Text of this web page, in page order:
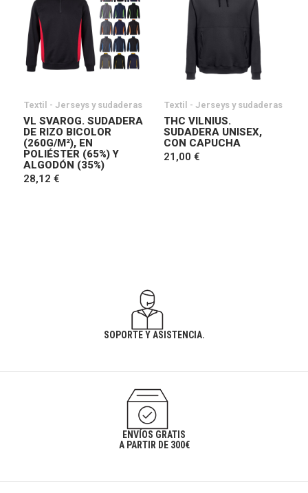
Textil - Jerseys y sudaderas
VL SVAROG. SUDADERA
DE RIZO BICOLOR
(260G/M²), EN
POLIÉSTER (65%) Y
ALGODÓN (35%)
28,12 €
Textil - Jerseys y sudaderas
THC VILNIUS.
SUDADERA UNISEX,
CON CAPUCHA
21,00 €
SOPORTE Y ASISTENCIA.
ENVÍOS GRATIS
A PARTIR DE 300€